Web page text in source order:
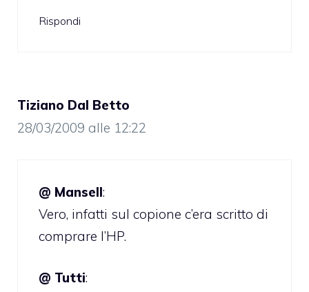
Rispondi
Tiziano Dal Betto
28/03/2009 alle 12:22
@ Mansell:
Vero, infatti sul copione c’era scritto di
comprare l’HP.
@ Tutti: